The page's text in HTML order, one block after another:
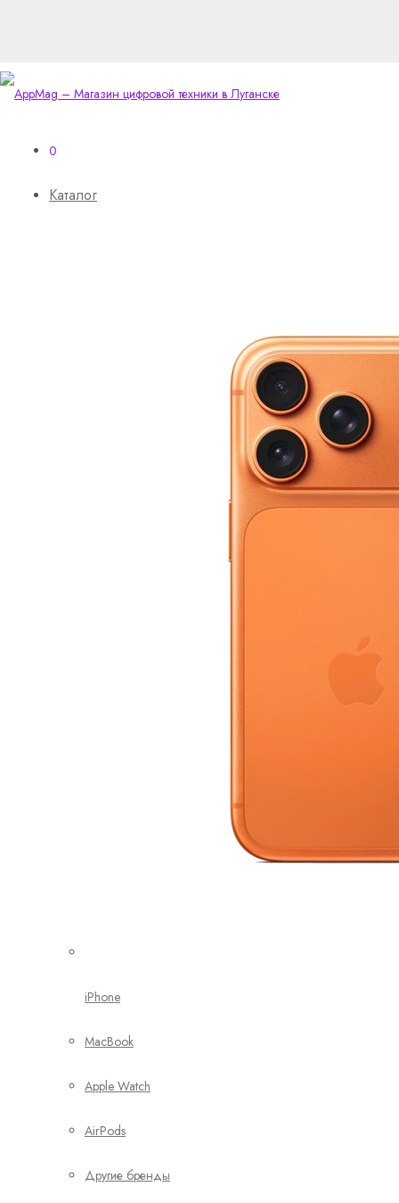
0
Каталог
iPhone
MacBook
Apple Watch
AirPods
Другие бренды